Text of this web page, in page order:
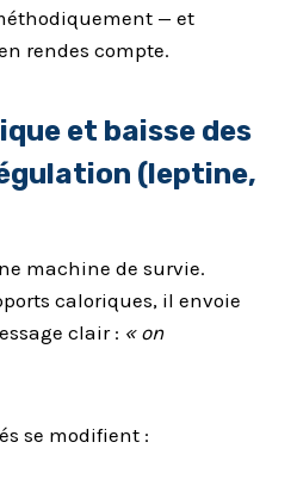
— et
rendes compte.
et baisse des
(leptine,
machine de survie.
caloriques, il envoie
clair : « on
se modifient :